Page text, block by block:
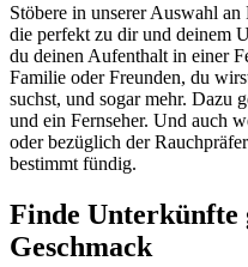
Stöbere in unserer Auswahl
die perfekt zu dir und deinem
du deinen Aufenthalt in einer
Familie oder Freunden, du
suchst, und sogar mehr. Dazu
und ein Fernseher. Und auch
oder bezüglich der
bestimmt fündig.
Finde Unterkünfte
Geschmack